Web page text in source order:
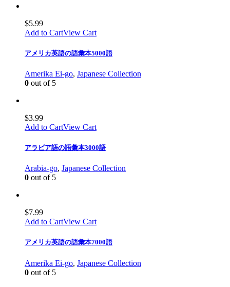
$5.99
Add to CartView Cart
アメリカ英語の語彙本5000語
Amerika Ei-go, Japanese Collection
0 out of 5
$3.99
Add to CartView Cart
アラビア語の語彙本3000語
Arabia-go, Japanese Collection
0 out of 5
$7.99
Add to CartView Cart
アメリカ英語の語彙本7000語
Amerika Ei-go, Japanese Collection
0 out of 5